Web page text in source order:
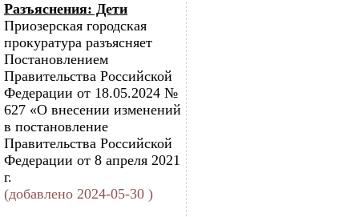
Разъяснения: Дети
Приозерская городская
прокуратура разъясняет
Постановлением
Правительства Российской
Федерации от 18.05.2024 №
627 «О внесении изменений
в постановление
Правительства Российской
Федерации от 8 апреля 2021
г.
(добавлено 2024-05-30 )